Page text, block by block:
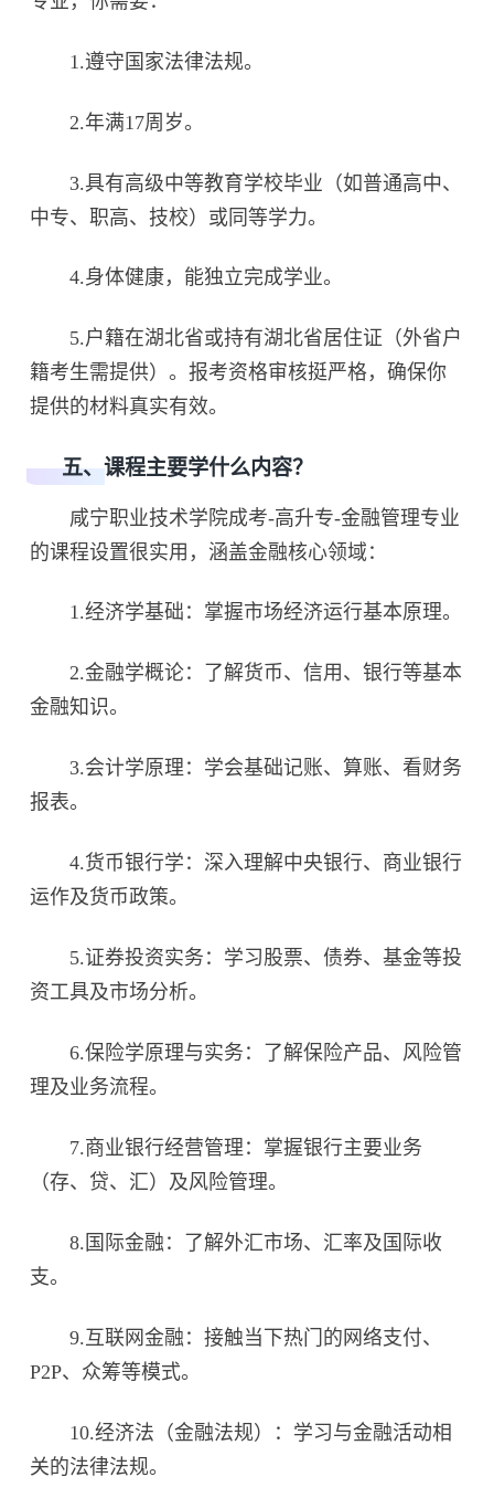
1.遵守国家法律法规。
2.年满17周岁。
3.具有高级中等教育学校毕业（如普通高中、
中专、职高、技校）或同等学力。
4.身体健康，能独立完成学业。
5.户籍在湖北省或持有湖北省居住证（外省户
籍考生需提供）。报考资格审核挺严格，确保你
提供的材料真实有效。
五、课程主要学什么内容？
咸宁职业技术学院成考-高升专-金融管理专业
的课程设置很实用，涵盖金融核心领域：
1.经济学基础：掌握市场经济运行基本原理。
2.金融学概论：了解货币、信用、银行等基本
金融知识。
3.会计学原理：学会基础记账、算账、看财务
报表。
4.货币银行学：深入理解中央银行、商业银行
运作及货币政策。
5.证券投资实务：学习股票、债券、基金等投
资工具及市场分析。
6.保险学原理与实务：了解保险产品、风险管
理及业务流程。
7.商业银行经营管理：掌握银行主要业务
（存、贷、汇）及风险管理。
8.国际金融：了解外汇市场、汇率及国际收
支。
9.互联网金融：接触当下热门的网络支付、
P2P、众筹等模式。
10.经济法（金融法规）：学习与金融活动相
关的法律法规。